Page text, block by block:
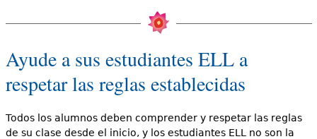
Ayude a sus estudiantes ELL a
respetar las reglas establecidas
Todos los alumnos deben comprender y respetar las reglas
de su clase desde el inicio, y los estudiantes ELL no son la